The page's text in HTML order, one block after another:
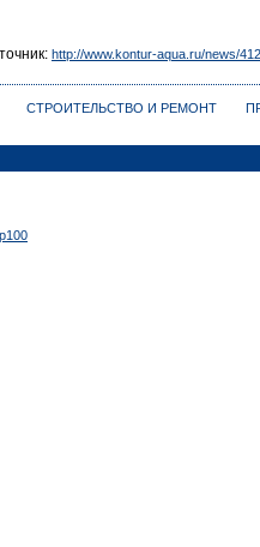
http://www.kontur-aqua.ru/news/
СТРОИТЕЛЬСТВО И РЕМОНТ